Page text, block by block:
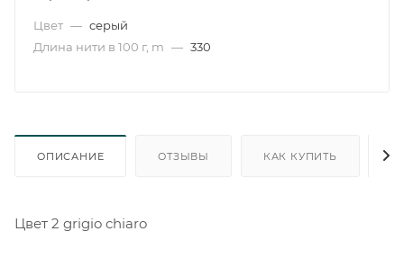
Цвет — серый
Длина нити в 100 г, m — 330
ОПИСАНИЕ ОТЗЫВЫ КАК КУПИТЬ
Цвет 2 grigio chiaro